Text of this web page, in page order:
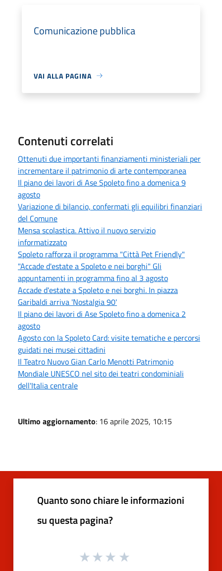
Comunicazione pubblica
VAI ALLA PAGINA
Contenuti correlati
Ottenuti due importanti finanziamenti ministeriali per
incrementare il patrimonio di arte contemporanea
Il piano dei lavori di Ase Spoleto fino a domenica 9
agosto
Variazione di bilancio, confermati gli equilibri finanziari
del Comune
Mensa scolastica. Attivo il nuovo servizio
informatizzato
Spoleto rafforza il programma "Città Pet Friendly"
"Accade d'estate a Spoleto e nei borghi" Gli
appuntamenti in programma fino al 3 agosto
Accade d'estate a Spoleto e nei borghi. In piazza
Garibaldi arriva 'Nostalgia 90'
Il piano dei lavori di Ase Spoleto fino a domenica 2
agosto
Agosto con la Spoleto Card: visite tematiche e percorsi
guidati nei musei cittadini
Il Teatro Nuovo Gian Carlo Menotti Patrimonio
Mondiale UNESCO nel sito dei teatri condominiali
dell'Italia centrale
Ultimo aggiornamento: 16 aprile 2025, 10:15
Quanto sono chiare le informazioni
su questa pagina?